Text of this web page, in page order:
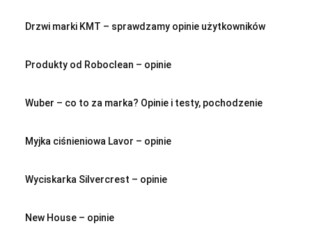
Drzwi marki KMT – sprawdzamy opinie użytkowników
Produkty od Roboclean – opinie
Wuber – co to za marka? Opinie i testy, pochodzenie
Myjka ciśnieniowa Lavor – opinie
Wyciskarka Silvercrest – opinie
New House – opinie